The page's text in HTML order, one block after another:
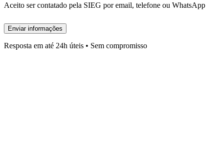
Aceito ser contatado pela SIEG por email, telefone ou WhatsApp
Enviar informações
Resposta em até 24h úteis • Sem compromisso